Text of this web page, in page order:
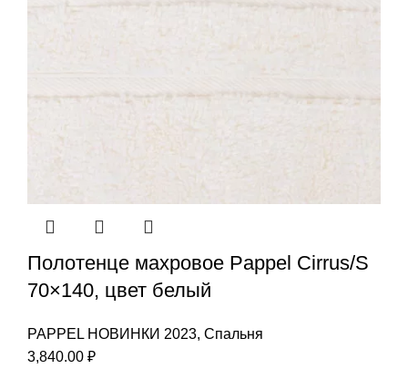
Полотенце махровое Pappel Cirrus/S
70×140, цвет белый
PAPPEL НОВИНКИ 2023, Спальня
3,840.00 ₽